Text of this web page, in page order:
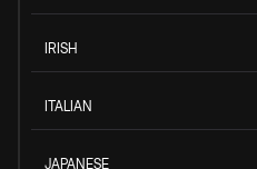
IRISH
ITALIAN
JAPANESE